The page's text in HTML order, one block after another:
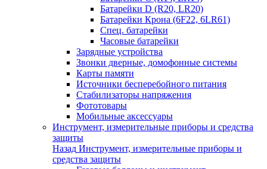
Батарейки D (R20, LR20)
Батарейки Крона (6F22, 6LR61)
Спец. батарейки
Часовые батарейки
Зарядные устройства
Звонки дверные, домофонные системы
Карты памяти
Источники бесперебойного питания
Стабилизаторы напряжения
Фототовары
Мобильные аксессуары
Инструмент, измерительные приборы и средства
защиты
Назад Инструмент, измерительные приборы и
средства защиты